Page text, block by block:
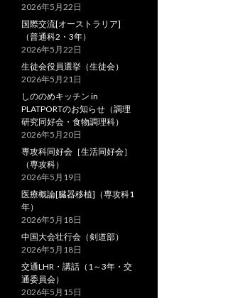
2026年5月22日
国際交流[オーストラリア]
（普通科2・3年）
2026年5月22日
生徒会役員選挙（生徒会）
2026年5月21日
しののめキッチン in
PLATPORTのお知らせ（調理
研究同好会・食物調理科）
2026年5月20日
専攻科同好会［生活同好会］
（専攻科）
2026年5月19日
医療概論[臓器移植]（専攻科1
年）
2026年5月18日
中国大会壮行会（剣道部）
2026年5月18日
交通LHR・講話（1～3年・交
通委員会）
2026年5月15日